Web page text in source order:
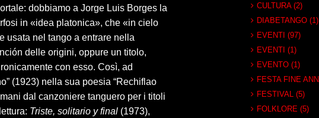
dobbiamo a Jorge Luis Borges la
in «idea platonica», che «in cielo
usata nel tango a entrare nella
delle origini, oppure un titolo,
con esso. Così, ad
(1923) nella sua poesia “Rechiflao
dal canzoniere tanguero per i titoli
Triste, solitario y final (1973),
CULTURA (2)
DIABETANGO (1)
EVENTI (97)
EVENTI (1)
EVENTO (1)
FESTA FINE
FESTIVAL (5)
FOLKLORE (5)